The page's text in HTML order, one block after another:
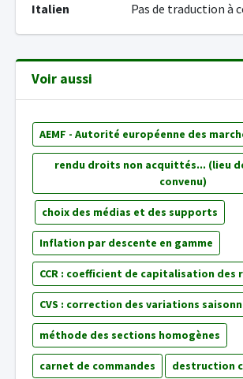
Italien
Pas de traduction à
Voir aussi
AEMF - Autorité européenne des
rendu droits non acquittés... (lieu
convenu)
choix des médias et des supports
Inflation par descente en gamme
CCR : coefficient de capitalisation des
CVS : correction des variations
méthode des sections homogènes
carnet de commandes destruction